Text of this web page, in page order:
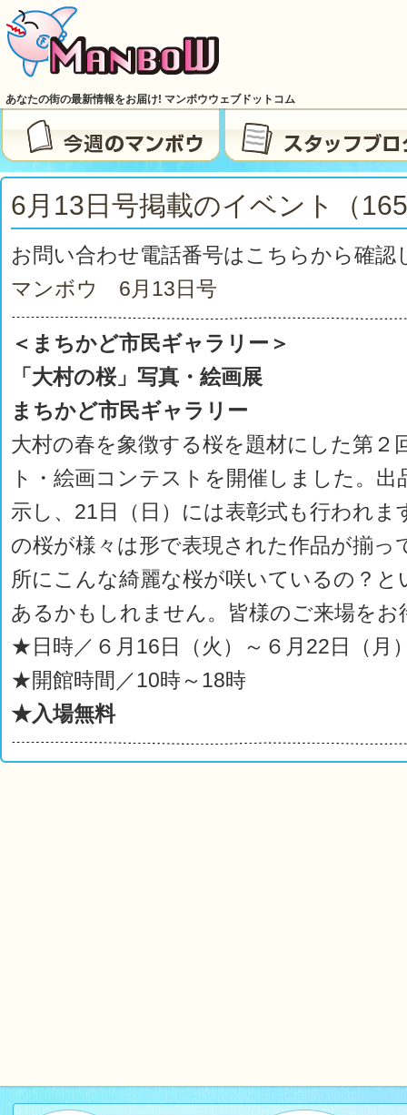
あなたの街の最新情報をお届け! マンボウウェブドットコム
6月13日号掲載のイベント（
お問い合わせ電話番号はこちらから確
マンボウ 6月13日号
＜まちかど市民ギャラリー＞
「大村の桜」写真・絵画展
まちかど市民ギャラリー
大村の春を象徴する桜を題材にした第２
ト・絵画コンテストを開催しました。
示し、21日（日）には表彰式も行われま
の桜が様々は形で表現された作品が揃っ
所にこんな綺麗な桜が咲いているの？と
あるかもしれません。皆様のご来場を
★日時／６月16日（火）～６月22日（月
★開館時間／10時～18時
★入場無料